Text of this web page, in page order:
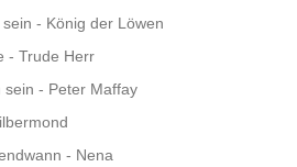
- König der Löwen
- Trude Herr
sein - Peter Maffay
- Nena